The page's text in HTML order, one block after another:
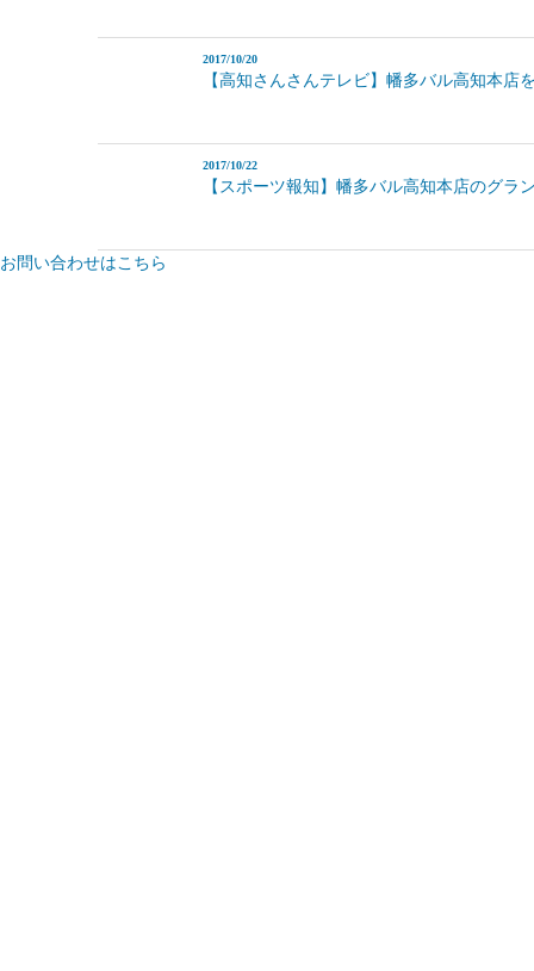
2017/10/20
【高知さんさんテレビ】幡多バル高知本店
2017/10/22
【スポーツ報知】幡多バル高知本店のグラ
お問い合わせはこちら